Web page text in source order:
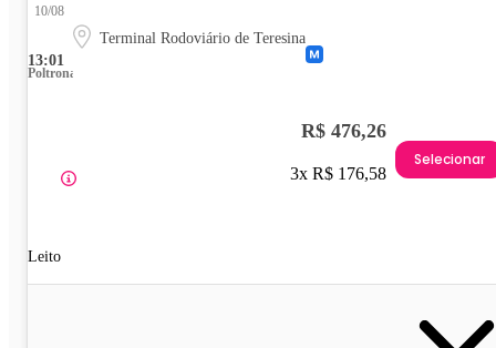
13:01
10/08
Terminal Rodoviário de Teresina
Poltrona
Leito
R$ 476,26
3x R$ 176,58
Selecionar